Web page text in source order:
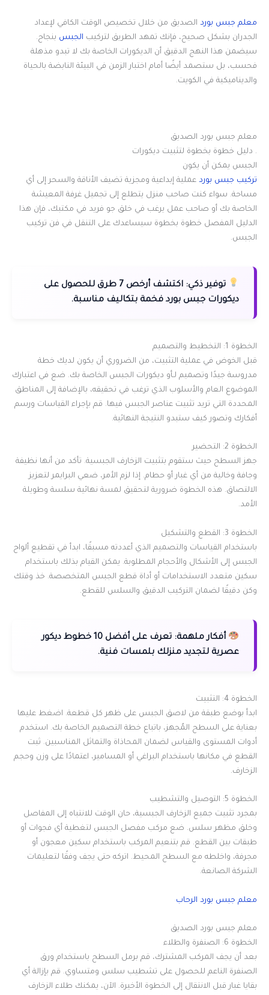
معلم جبس بورد الصديق من خلال تخصيص الوقت الكافي لإعداد
الجدران بشكل صحيح، فإنك تمهد الطريق لتركيب الجبس بنجاح.
سيضمن هذا النهج الدقيق أن الديكورات الخاصة بك لا تبدو مذهلة
فحسب، بل ستصمد أيضًا أمام اختبار الزمن في البيئة النابضة بالحياة
والديناميكية في الكويت.
معلم جبس بورد الصديق
. دليل خطوة بخطوة لتثبيت ديكورات
الجبس يمكن أن يكون
تركيب جبس بورد عملية إبداعية ومجزية تضيف الأناقة والسحر إلى أي
مساحة. سواء كنت صاحب منزل يتطلع إلى تجميل غرفة المعيشة
الخاصة بك أو صاحب عمل يرغب في خلق جو فريد في مكتبك، فإن هذا
الدليل المفصل خطوة بخطوة سيساعدك على التنقل في فن تركيب
الجبس.
توفير ذكي:
اكتشف أرخص 7 طرق للحصول على
ديكورات جبس بورد فخمة بتكاليف مناسبة.
الخطوة 1: التخطيط والتصميم
قبل الخوض في عملية التثبيت، من الضروري أن يكون لديك خطة
مدروسة جيدًا وتصميم لـأو ديكورات الجبس الخاصة بك. ضع في اعتبارك
الموضوع العام والأسلوب الذي ترغب في تحقيقه، بالإضافة إلى المناطق
المحددة التي تريد تثبيت عناصر الجبس فيها. قم بإجراء القياسات ورسم
أفكارك وتصور كيف ستبدو النتيجة النهائية.
الخطوة 2: التحضير
جهز السطح حيث ستقوم بتثبيت الزخارف الجبسية. تأكد من أنها نظيفة
وجافة وخالية من أي غبار أو حطام. إذا لزم الأمر، ضعي البرايمر لتعزيز
الالتصاق. هذه الخطوة ضرورية لتحقيق لمسة نهائية سلسة وطويلة
الأمد.
الخطوة 3: القطع والتشكيل
باستخدام القياسات والتصميم الذي أعددته مسبقًا، ابدأ في تقطيع ألواح
الجبس إلى الأشكال والأحجام المطلوبة. يمكن القيام بذلك باستخدام
سكين متعدد الاستخدامات أو أداة قطع الجبس المتخصصة. خذ وقتك
وكن دقيقًا لضمان التركيب الدقيق والسلس للقطع.
أفكار ملهمة:
تعرف على أفضل 10 خطوط ديكور
عصرية لتجديد منزلك بلمسات فنية.
الخطوة 4: التثبيت
ابدأ بوضع طبقة من لاصق الجبس على ظهر كل قطعة. اضغط عليها
بعناية على السطح المُجهز، باتباع خطة التصميم الخاصة بك. استخدم
أدوات المستوى والقياس لضمان المحاذاة والتماثل المناسبين. ثبت
القطع في مكانها باستخدام البراغي أو المسامير، اعتمادًا على وزن وحجم
الزخارف.
الخطوة 5: التوصيل والتشطيب
بمجرد تثبيت جميع الزخارف الجبسية، حان الوقت للانتباه إلى المفاصل
وخلق مظهر سلس. ضع مركب مفصل الجبس لتغطية أي فجوات أو
طبقات بين القطع. قم بتنعيم المركب باستخدام سكين معجون أو
مجرفة، واخلطه مع السطح المحيط. اتركه حتى يجف وفقًا لتعليمات
الشركة الصانعة.
معلم جبس بورد الرحاب
معلم جبس بورد الصديق
الخطوة 6: الصنفرة والطلاء
بعد أن يجف المركب المشترك، قم برمل السطح باستخدام ورق
الصنفرة الناعم للحصول على تشطيب سلس ومتساوي. قم بإزالة أي
بقايا غبار قبل الانتقال إلى الخطوة الأخيرة. الآن، يمكنك طلاء الزخارف